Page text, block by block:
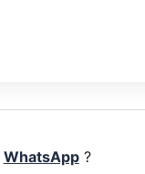
WhatsApp?